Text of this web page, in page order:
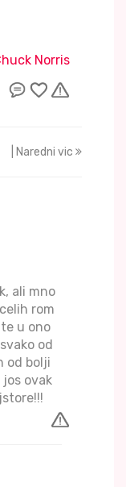
Norris
| Naredni vic
ali mno
rom
u ono
od
od bolji
ovak